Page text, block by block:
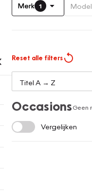
Merk 1 Model
Reset alle filters
OccasionsGeen
Vergelijken